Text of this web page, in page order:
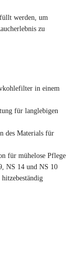
werden, um
zu
in einem
für langlebigen
des Materials für
für mühelose Pflege
NS 14 und NS 10